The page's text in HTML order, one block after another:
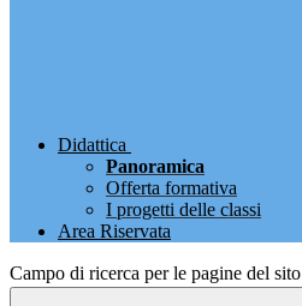
Didattica
Panoramica
Offerta formativa
I progetti delle classi
Area Riservata
Campo di ricerca per le pagine del sito